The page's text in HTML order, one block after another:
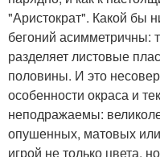
"Аристократ". Какой бы
бегоний асимметричны:
разделяет листовые
половины. И это
особенности окраса и
неподражаемы:
опушенных, матовых
игрой не только цвета,